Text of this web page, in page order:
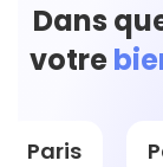
Dans
votre
Paris